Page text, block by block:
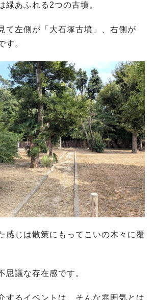
緑あふれる2つの古墳。
て左側が「大石塚古墳」、右側が
す。
感じは散策にもってこいの木々に覆
思議な存在感です。
するイベントは、そんな雰囲気とは